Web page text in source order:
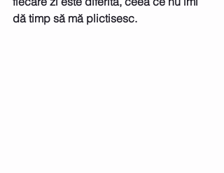
dă timp să mă plictisesc.